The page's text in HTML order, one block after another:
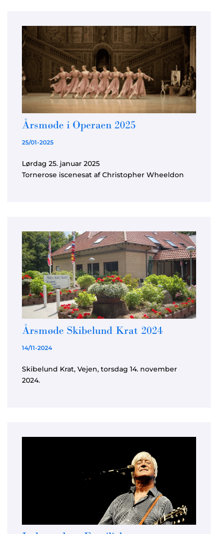
Årsmøde i Operaen 2025
25/01-2025
Lørdag 25. januar 2025
Tornerose iscenesat af Christopher Wheeldon
Årsmøde Skibelund Krat 2024
14/11-2024
Skibelund Krat, Vejen, torsdag 14. november
2024.